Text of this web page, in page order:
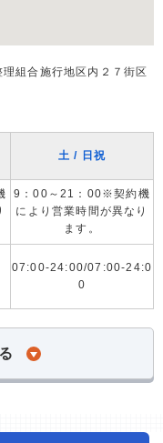
組合施行地区内２７街区
土 / 日祝
9：00～21：00※契約機
により営業時間が異なり
ます。
07:00-24:00/07:00-24:0
0